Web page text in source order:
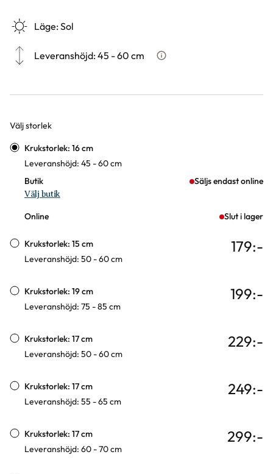
Läge:Sol
Leveranshöjd:45 - 60 cm Hur vi mäter leveranshöjd på
Välj storlek
Varianter
Krukstorlek: 16 cm
Leveranshöjd: 45 - 60 cm
Butik
Säljs endast online
Välj butik
Online Slut i lager
Krukstorlek: 15 cm
Leveranshöjd: 50 - 60 cm
179:-
Krukstorlek: 19 cm
Leveranshöjd: 75 - 85 cm
199:-
Krukstorlek: 17 cm
Leveranshöjd: 50 - 60 cm
229:-
Krukstorlek: 17 cm
Leveranshöjd: 55 - 65 cm
249:-
Krukstorlek: 17 cm
Leveranshöjd: 60 - 70 cm
299:-